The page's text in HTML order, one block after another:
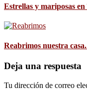
Estrellas y mariposas
Reabrimos nuestra
Deja una respuesta
Tu dirección de correo